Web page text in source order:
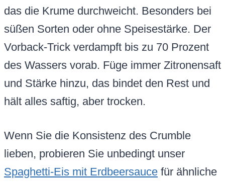
das die Krume durchweicht. Besonders bei
süßen Sorten oder ohne Speisestärke. Der
Vorback-Trick verdampft bis zu 70 Prozent
des Wassers vorab. Füge immer Zitronensaft
und Stärke hinzu, das bindet den Rest und
hält alles saftig, aber trocken.
Wenn Sie die Konsistenz des Crumble
lieben, probieren Sie unbedingt unser
Spaghetti-Eis mit Erdbeersauce für ähnliche